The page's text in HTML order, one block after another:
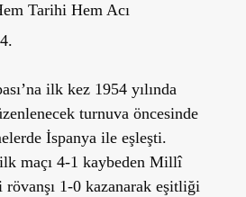
Tarihi Hem Acı
ilk kez 1954 yılında
turnuva öncesinde
İspanya ile eşleşti.
maçı 4-1 kaybeden Millî
rövanşı 1-0 kazanarak eşitliği